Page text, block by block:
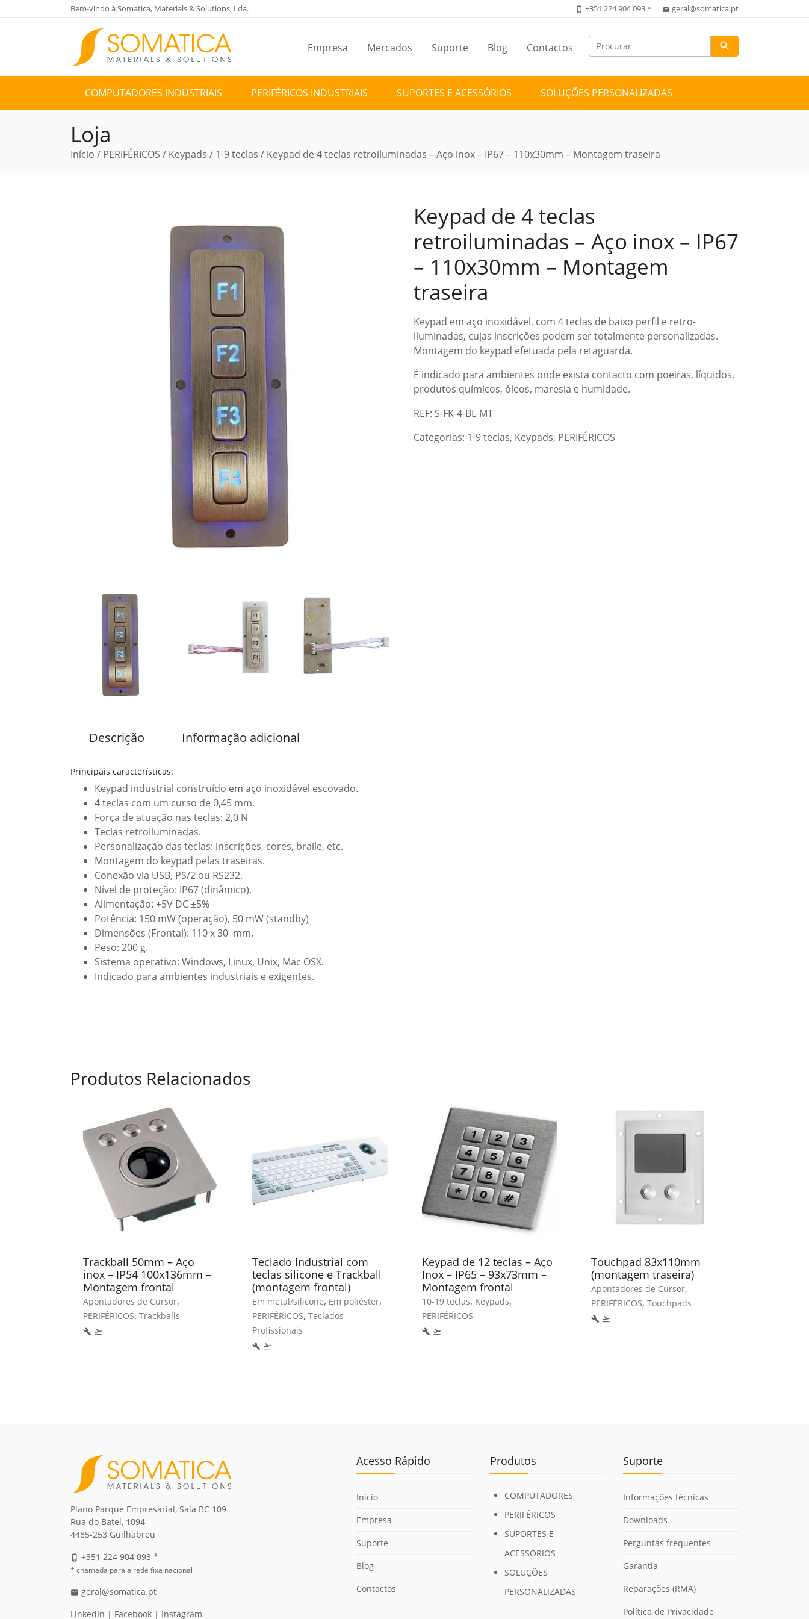
Bem-vindo à Somatica, Materials & Solutions, Lda. phone_iphone +351 224 904 093 * email geral@somatica.pt
search
Empresa Mercados Suporte Blog Contactos
COMPUTADORES INDUSTRIAIS PERIFÉRICOS INDUSTRIAIS SUPORTES E ACESSÓRIOS SOLUÇÕES PERSONALIZADAS
Loja
Início / PERIFÉRICOS / Keypads / 1-9 teclas / Keypad de 4 teclas retroiluminadas – Aço inox – IP67 – 110x30mm – Montagem traseira
Keypad de 4 teclas
retroiluminadas – Aço inox – IP67
– 110x30mm – Montagem
traseira
Keypad em aço inoxidável, com 4 teclas de baixo perfil e retro-
iluminadas, cujas inscrições podem ser totalmente personalizadas.
Montagem do keypad efetuada pela retaguarda.
É indicado para ambientes onde exista contacto com poeiras, líquidos,
produtos químicos, óleos, maresia e humidade.
REF: S-FK-4-BL-MT
Categorias: 1-9 teclas, Keypads, PERIFÉRICOS
Descrição Informação adicional
Principais características:
Keypad industrial construído em aço inoxidável escovado.
4 teclas com um curso de 0,45 mm.
Força de atuação nas teclas: 2,0 N
Teclas retroiluminadas.
Personalização das teclas: inscrições, cores, braile, etc.
Montagem do keypad pelas traseiras.
Conexão via USB, PS/2 ou RS232.
Nível de proteção: IP67 (dinâmico).
Alimentação: +5V DC ±5%
Potência: 150 mW (operação), 50 mW (standby)
Dimensões (Frontal): 110 x 30 mm.
Peso: 200 g.
Sistema operativo: Windows, Linux, Unix, Mac OSX.
Indicado para ambientes industriais e exigentes.
Produtos Relacionados
Trackball 50mm – Aço
inox – IP54 100x136mm –
Montagem frontal
Apontadores de Cursor,
PERIFÉRICOS, Trackballs
build flight_takeoff
Teclado Industrial com
teclas silicone e Trackball
(montagem frontal)
Em metal/silicone, Em poliéster,
PERIFÉRICOS,Teclados
Profissionais
build flight_takeoff
Keypad de 12 teclas – Aço
Inox – IP65 – 93x73mm –
Montagem frontal
10-19 teclas, Keypads,
PERIFÉRICOS
build flight_takeoff
Touchpad 83x110mm
(montagem traseira)
Apontadores de Cursor,
PERIFÉRICOS, Touchpads
build flight_takeoff
Plano Parque Empresarial, Sala BC 109
Rua do Batel, 1094
4485-253 Guilhabreu
phone_iphone +351 224 904 093 *
* chamada para a rede fixa nacional
email geral@somatica.pt
LinkedIn | Facebook | Instagram
Acesso Rápido
Início
Empresa
Suporte
Blog
Contactos
Produtos
COMPUTADORES
PERIFÉRICOS
SUPORTES E
ACESSÓRIOS
SOLUÇÕES
PERSONALIZADAS
Suporte
Informações técnicas
Downloads
Perguntas frequentes
Garantia
Reparações (RMA)
Política de Privacidade